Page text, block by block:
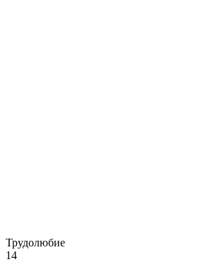
Трудолюбие
14